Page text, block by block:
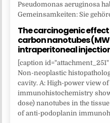
Pseudomonas aeruginosa
Gemeinsamkeiten: Sie
The carcinogenic
carbon nanotubes
intraperitoneal
[caption
Non-neoplastic
cavity. A: High-power view
immunohistochemistry
dose) nanotubes in the
of anti-podoplanin